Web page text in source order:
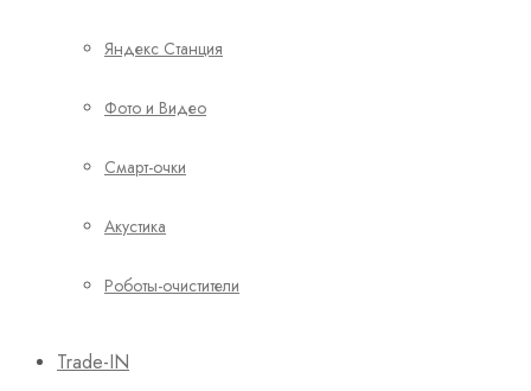
Яндекс Станция
Фото и Видео
Смарт-очки
Акустика
Роботы-очистители
Trade-IN